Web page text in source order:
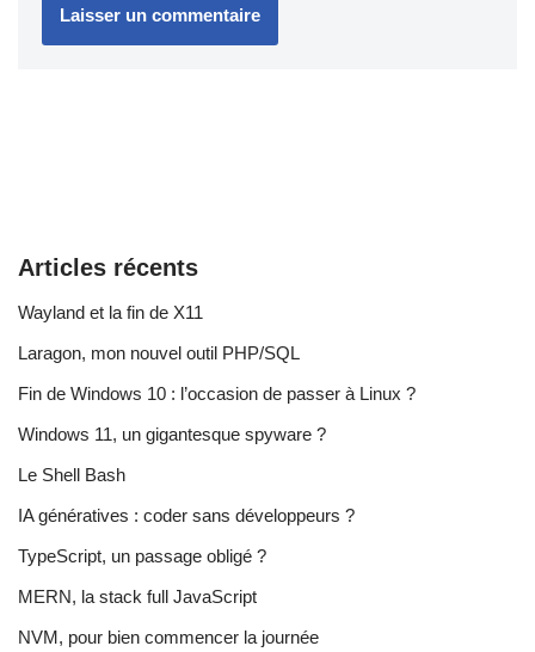
Articles récents
Wayland et la fin de X11
Laragon, mon nouvel outil PHP/SQL
Fin de Windows 10 : l’occasion de passer à Linux ?
Windows 11, un gigantesque spyware ?
Le Shell Bash
IA génératives : coder sans développeurs ?
TypeScript, un passage obligé ?
MERN, la stack full JavaScript
NVM, pour bien commencer la journée